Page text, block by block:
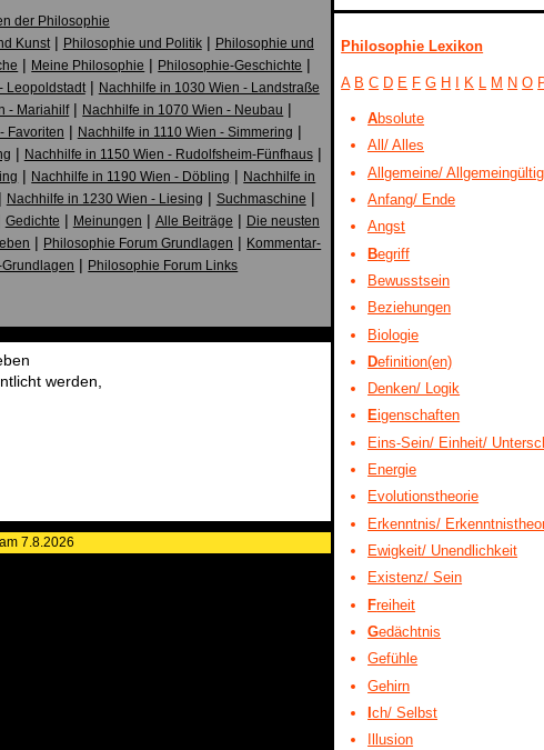
der Philosophie
Kunst| Philosophie und Politik| Philosophie und
| Meine Philosophie | Philosophie-Geschichte |
Leopoldstadt| Nachhilfe in 1030 Wien - Landstraße
- Mariahilf| Nachhilfe in 1070 Wien - Neubau |
Favoriten | Nachhilfe in 1110 Wien - Simmering |
| Nachhilfe in 1150 Wien - Rudolfsheim-Fünfhaus|
| Nachhilfe in 1190 Wien - Döbling | Nachhilfe in
Nachhilfe in 1230 Wien - Liesing | Suchmaschine |
Gedichte | Meinungen | Alle Beiträge | Die neusten
| Philosophie Forum Grundlagen | Kommentar-
| Philosophie Forum Links
werden,
7.8.2026
Philosophie Lexikon
A B C D E F G H I K L M N O
Absolute
All/ Alles
Allgemeine/
Anfang/ Ende
Angst
Begriff
Bewusstsein
Beziehungen
Biologie
Definition(en)
Denken/ Logik
Eigenschaften
Eins-Sein/ Einheit/
Energie
Evolutionstheorie
Erkenntnis/
Ewigkeit/ Unendlichkeit
Existenz/ Sein
Freiheit
Gedächtnis
Gefühle
Gehirn
Ich/ Selbst
Illusion